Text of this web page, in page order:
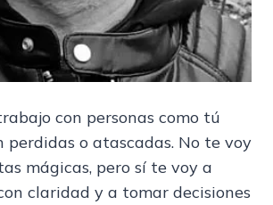
con personas como tú
perdidas o atascadas. No te voy
mágicas, pero sí te voy a
claridad y a tomar decisiones